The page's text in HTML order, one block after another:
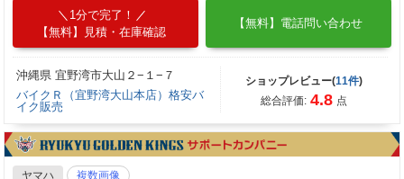
1分で完了！
【無料】見積・在庫確認
【無料】電話問い合わせ
沖縄県 宜野湾市大山２−１−７
バイクＲ（宜野湾大山本店）格安バ
イク販売
ショップレビュー(11件)
総合評価: 4.8 点
ヤマハ 複数画像